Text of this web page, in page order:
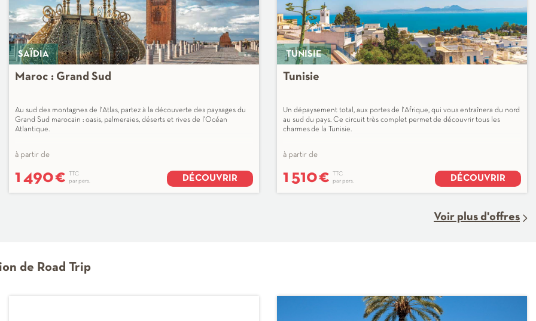
SAÏDIA
Maroc : Grand Sud
Au sud des montagnes de l'Atlas, partez à la découverte des paysages du
Grand Sud marocain : oasis, palmeraies, déserts et rives de l'Océan
Atlantique.
à partir de
1 490€
TTC
par pers.
DÉCOUVRIR
TUNISIE
Tunisie
Un dépaysement total, aux portes de l'Afrique, qui vous entraînera du nord
au sud du pays. Ce circuit très complet permet de découvrir tous les
charmes de la Tunisie.
à partir de
1 510€
TTC
par pers.
DÉCOUVRIR
Voir plus d'offres
de Road Trip